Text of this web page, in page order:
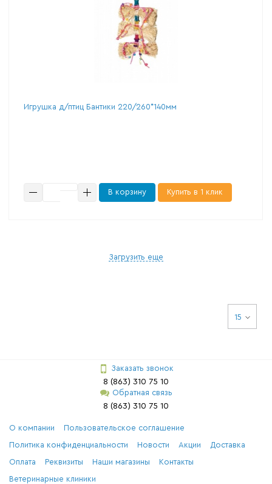
Игрушка д/птиц Бантики 220/260*140мм
В корзину Купить в 1 клик
Загрузить еще
15
Заказать звонок
8 (863) 310 75 10
Обратная связь
8 (863) 310 75 10
О компании Пользовательское соглашение
Политика конфиденциальности Новости Акции Доставка
Оплата Реквизиты Наши магазины Контакты
Ветеринарные клиники